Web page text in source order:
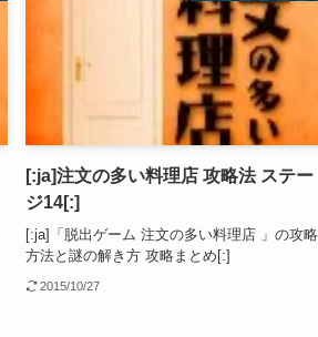
[:ja]注文の多い料理店 攻略法 ステー
ジ14[:]
[:ja]「脱出ゲーム 注文の多い料理店 」の攻略
方法と謎の解き方 攻略まとめ[:]
2015/10/27